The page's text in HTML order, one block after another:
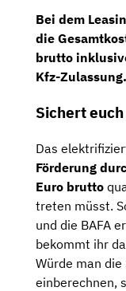
Bei dem
die
brutto
Kfz-Zulassung.
Sichert
Das
Förderung
Euro brutto
treten müsst.
und die BAFA
bekommt ihr
Würde man die
einberechnen,